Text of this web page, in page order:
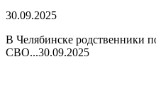
30.09.2025
В Челябинске родственники
СВО...30.09.2025